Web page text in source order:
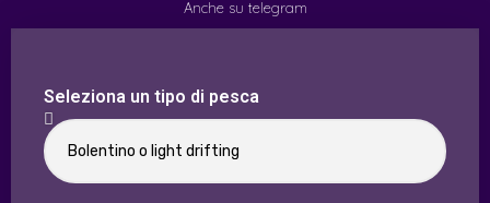
Anche su telegram
Seleziona un tipo di pesca